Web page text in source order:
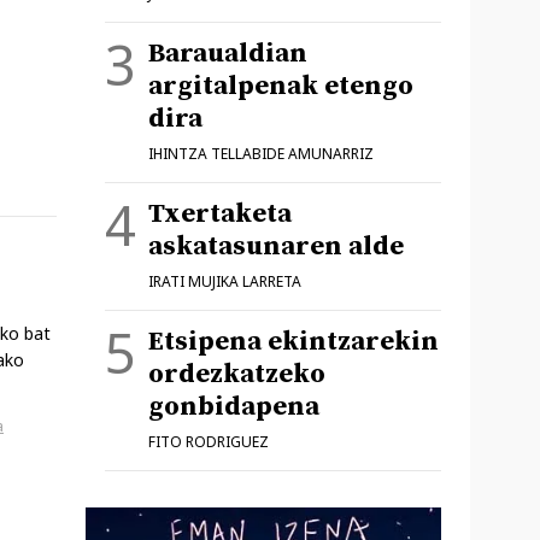
bat
Baraualdian
argitalpenak etengo
dira
IHINTZA TELLABIDE AMUNARRIZ
Txertaketa
askatasunaren alde
IRATI MUJIKA LARRETA
Etsipena ekintzarekin
ordezkatzeko
gonbidapena
FITO RODRIGUEZ